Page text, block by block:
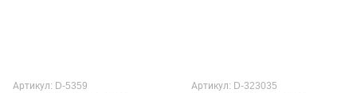
Артикул: D-5359 Артикул: D-323035